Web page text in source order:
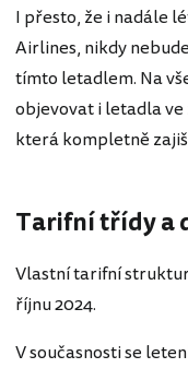
I přesto, že i nadále
Airlines, nikdy
tímto letadlem. Na
objevovat i letadla
která kompletně
Tarifní třídy a
Vlastní tarifní
říjnu 2024.
V současnosti se